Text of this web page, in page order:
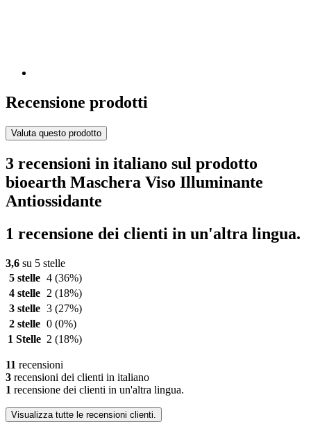
Recensione prodotti
Valuta questo prodotto
3 recensioni in italiano sul prodotto
bioearth Maschera Viso Illuminante
Antiossidante
1 recensione dei clienti in un'altra lingua.
3,6 su 5 stelle
5 stelle 4 (36%)
4 stelle
2 (18%)
3 stelle 3 (27%)
2 stelle 0 (0%)
1 Stelle 2 (18%)
11 recensioni
3 recensioni dei clienti in italiano
1 recensione dei clienti in un'altra lingua.
Visualizza tutte le recensioni clienti.